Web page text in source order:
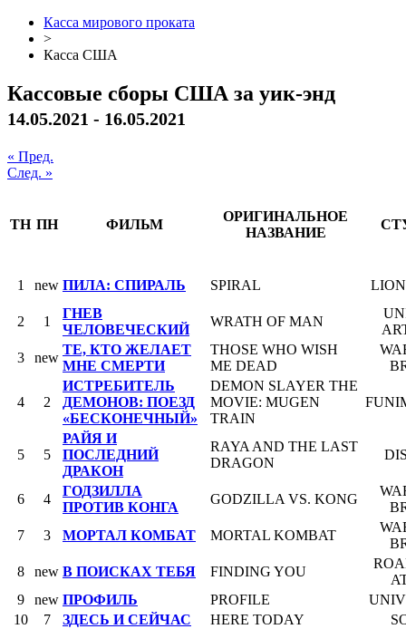
Касса мирового проката
>
Касса США
Кассовые сборы США за уик-энд
14.05.2021 - 16.05.2021
« Пред.
След. »
ТН ПН ФИЛЬМ
ОРИГИНАЛЬНОЕ
НАЗВАНИЕ
1 new ПИЛА: СПИРАЛЬ SPIRAL
2 1
ГНЕВ
ЧЕЛОВЕЧЕСКИЙ
WRATH OF MAN
3
new
ТЕ, КТО ЖЕЛАЕТ
МНЕ СМЕРТИ
THOSE WHO WISH
ME DEAD
4 2
ИСТРЕБИТЕЛЬ
ДЕМОНОВ: ПОЕЗД
«БЕСКОНЕЧНЫЙ»
DEMON SLAYER THE
MOVIE: MUGEN
TRAIN
5 5
РАЙЯ И
ПОСЛЕДНИЙ
ДРАКОН
RAYA AND THE LAST
DRAGON
6 4
ГОДЗИЛЛА
ПРОТИВ КОНГА
GODZILLA VS. KONG
7
3 МОРТАЛ КОМБАТ MORTAL KOMBAT
8
new В ПОИСКАХ ТЕБЯ FINDING YOU
9
new ПРОФИЛЬ PROFILE
10
7 ЗДЕСЬ И СЕЙЧАС HERE TODAY